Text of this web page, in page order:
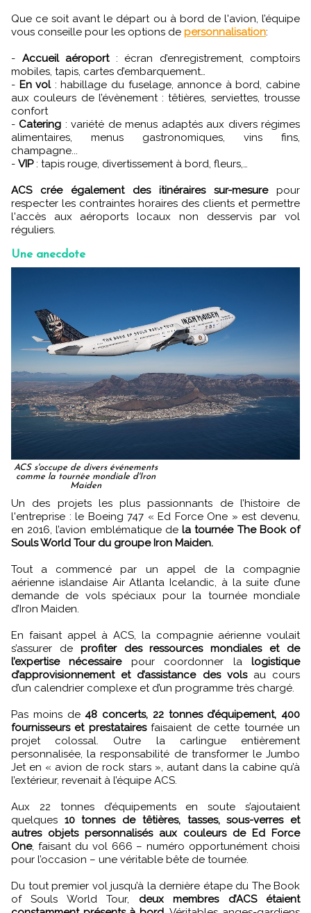
Que ce soit avant le départ ou à bord de l'avion, l’équipe
vous conseille pour les options de personnalisation:
- Accueil aéroport : écran d’enregistrement, comptoirs
mobiles, tapis, cartes d’embarquement…
- En vol: habillage du fuselage, annonce à bord, cabine
aux couleurs de l’évènement : têtières, serviettes, trousse
confort
- Catering : variété de menus adaptés aux divers régimes
alimentaires, menus gastronomiques, vins fins,
champagne...
- VIP: tapis rouge, divertissement à bord, fleurs,…
ACS crée également des itinéraires sur-mesurepour
respecter les contraintes horaires des clients et permettre
l'accès aux aéroports locaux non desservis par vol
réguliers.
Une anecdote
ACS s'occupe de divers événements
comme la tournée mondiale d'Iron
Maiden
Un des projets les plus passionnants de l’histoire de
l'entreprise : le Boeing 747 « Ed Force One » est devenu,
en 2016, l’avion emblématique dela tournée The Book of
Souls World Tour du groupe Iron Maiden.
Tout a commencé par un appel de la compagnie
aérienne islandaise Air Atlanta Icelandic, à la suite d’une
demande de vols spéciaux pour la tournée mondiale
d’Iron Maiden.
En faisant appel à ACS, la compagnie aérienne voulait
s’assurer de profiter des ressources mondiales et de
l’expertise nécessaire pour coordonner lalogistique
d’approvisionnement et d’assistance des vols au cours
d’un calendrier complexe et d’un programme très chargé.
Pas moins de48 concerts, 22 tonnes d’équipement, 400
fournisseurs et prestatairesfaisaient de cette tournée un
projet colossal. Outre la carlingue entièrement
personnalisée, la responsabilité de transformer le Jumbo
Jet en « avion de rock stars », autant dans la cabine qu’à
l’extérieur, revenait à l’équipe ACS.
Aux 22 tonnes d’équipements en soute s’ajoutaient
quelques 10 tonnes de têtières, tasses, sous-verres et
autres objets personnalisés aux couleurs de Ed Force
One, faisant du vol 666 – numéro opportunément choisi
pour l’occasion – une véritable bête de tournée.
Du tout premier vol jusqu’à la dernière étape du The Book
of Souls World Tour, deux membres d’ACS étaient